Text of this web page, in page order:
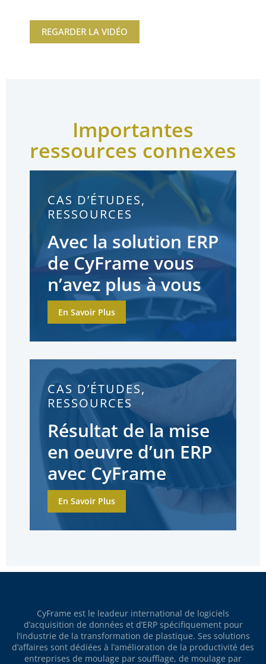
REGARDER LA VIDÉO
Importantes
ressources connexes
CAS D’ÉTUDES,
RESSOURCES
Avec la solution ERP
de CyFrame vous
n’avez plus à vous
fier seulement à
votre intuition
En Savoir Plus
CAS D’ÉTUDES,
RESSOURCES
Résultat de la mise
en oeuvre d’un ERP
avec CyFrame
En Savoir Plus
CyFrame est le leadeur international de logiciels
d’acquisition de données et d’ERP spécifiquement pour
l’industrie de la transformation de plastique. Ses solutions
d’affaires sont dédiées à l’amélioration de la productivité des
entreprises de moulage par soufflage, de moulage par